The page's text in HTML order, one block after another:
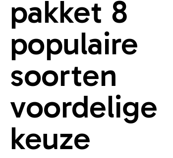
pakket 8
populaire
soorten
voordelige
keuze